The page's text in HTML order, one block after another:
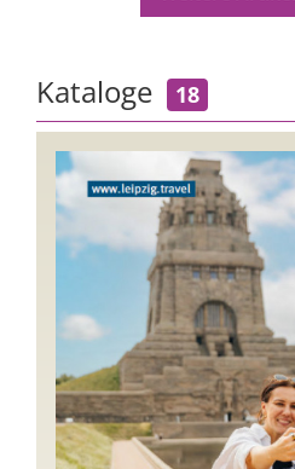
Kataloge 18